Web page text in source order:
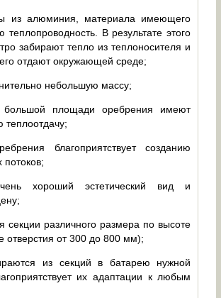
из алюминия, материала имеющего
В результате этого
забирают тепло из теплоносителя и
отдают окружающей среде;
небольшую массу;
площади оребрения имеют
теплоотдачу;
благоприятствует созданию
потоков;
хороший эстетический вид и
секции различного размера по высоте
отверстия от 300 до 800 мм);
из секций в батарею нужной
их адаптации к любым